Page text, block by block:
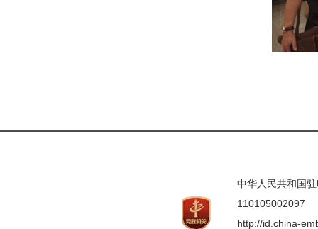
中华人民共和国
110105002097
http://id.china-